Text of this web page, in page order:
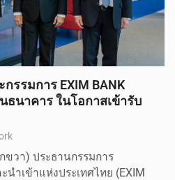
รรมการ EXIM BANK
ธนาคาร ในโอกาสเข้ารับ
ขวา) ประธานกรรมการ
นำเข้าแห่งประเทศไทย (EXIM